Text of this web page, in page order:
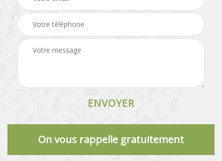
On vous rappelle gratuitement